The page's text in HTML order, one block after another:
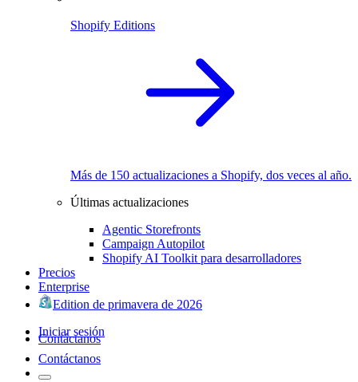
Shopify Editions
Más de 150 actualizaciones a Shopify, dos veces al año.
Últimas actualizaciones
Agentic Storefronts
Campaign Autopilot
Shopify AI Toolkit para desarrolladores
Precios
Enterprise
Edition de primavera de 2026
Iniciar sesión
Contáctanos
Contáctanos